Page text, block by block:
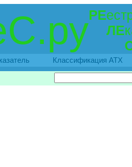
РЕ
ЛЕ
Классификация АТХ